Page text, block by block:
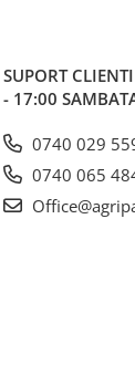
SUPORT CLIENTI
- 17:00
0740 029
0740 065